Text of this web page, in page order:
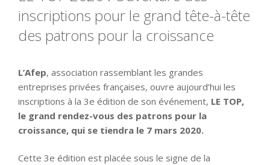
inscriptions pour le grand tête-à-tête
des patrons pour la croissance
L’Afep, association rassemblant les grandes
entreprises privées françaises, ouvre aujourd’hui les
inscriptions à la 3e édition de son événement, LE TOP,
le grand rendez-vous des patrons pour la
croissance, qui se tiendra le 7 mars 2020.
Cette 3e édition est placée sous le signe de la